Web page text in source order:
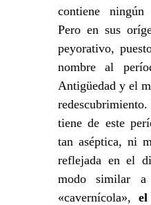
contiene
Pero en sus
peyorativo,
nombre al
Antigüedad y el
redescubrimiento.
tiene de este
tan aséptica, ni
reflejada en el
modo similar
«cavernícola», el